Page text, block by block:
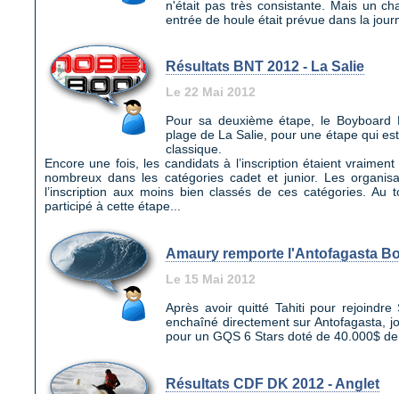
n'était pas très consistante. Mais un
entrée de houle était prévue dans la
Résultats BNT 2012 - La Salie
Le 22 Mai 2012
Pour sa deuxième étape, le Boyboard
plage de La Salie, pour une étape qui
classique.
Encore une fois, les candidats à l’inscription étaient
nombreux dans les catégories cadet et junior. Les
l’inscription aux moins bien classés de ces catégories. Au
participé à cette étape...
Amaury remporte l'Antofagasta
Le 15 Mai 2012
Après avoir quitté Tahiti pour
enchaîné directement sur Antofagasta,
pour un GQS 6 Stars doté de 40.000$
Résultats CDF DK 2012 - Anglet